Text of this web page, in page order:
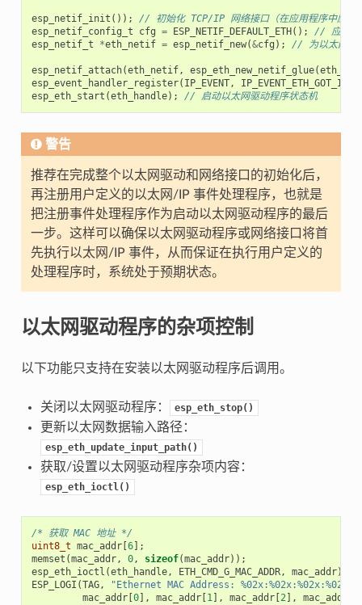
esp_netif_init ());
// 初始化 TCP/IP 网络接口（在应用程序中应仅
esp_netif_config_t
cfg = ESP_NETIF_DEFAULT_ETH ();
// 应用以
esp_netif_t
*eth_netif = esp_netif_new(&cfg ); // 为以太网驱
esp_netif_attach(eth_netif, esp_eth_new_netif_glue(
esp_event_handler_register( IP_EVENT, IP_EVENT_ETH_GOT_IP
esp_eth_start (eth_handle); // 启动以太网驱动程序状态机
警告
推荐在完成整个以太网驱动和网络接口的初始化后，
再注册用户定义的以太网/IP 事件处理程序，也就是
把注册事件处理程序作为启动以太网驱动程序的最后
一步。这样可以确保以太网驱动程序或网络接口将首
先执行以太网/IP 事件，从而保证在执行用户定义的
处理程序时，系统处于预期状态。
以太网驱动程序的杂项控制
以下功能只支持在安装以太网驱动程序后调用。
关闭以太网驱动程序： esp_eth_stop()
更新以太网数据输入路径：
esp_eth_update_input_path()
获取/设置以太网驱动程序杂项内容：
esp_eth_ioctl()
/* 获取 MAC 地址 */
uint8_t mac_addr[ 6];
memset (mac_addr, 0, sizeof(mac_addr));
esp_eth_ioctl (eth_handle, ETH_CMD_G_MAC_ADDR, mac_addr);
ESP_LOGI (TAG,
"Ethernet MAC Address:
mac_addr[ 0], mac_addr[ 1], mac_addr[ 2], mac_addr